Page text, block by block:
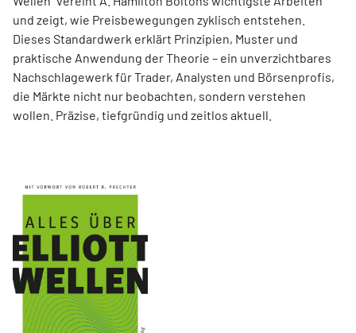
und zeigt, wie Preisbewegungen zyklisch entstehen.
Dieses Standardwerk erklärt Prinzipien, Muster und
praktische Anwendung der Theorie – ein unverzichtbares
Nachschlagewerk für Trader, Analysten und Börsenprofis,
die Märkte nicht nur beobachten, sondern verstehen
wollen. Präzise, tiefgründig und zeitlos aktuell.